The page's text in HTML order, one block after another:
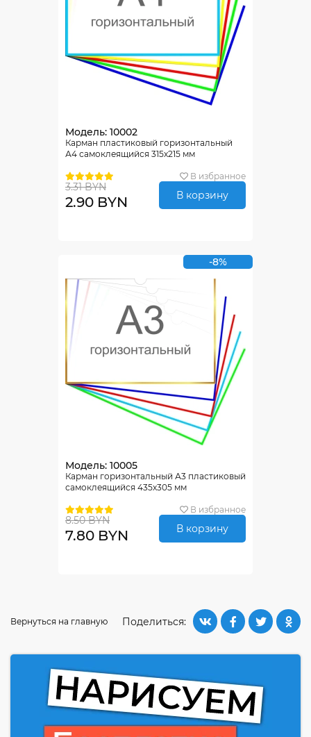
Модель: 10002
Карман пластиковый горизонтальный
А4 самоклеящийся 315х215 мм
В избранное
3.31 BYN
2.90 BYN В корзину
-8%
Модель: 10005
Карман горизонтальный А3 пластиковый
самоклеящийся 435х305 мм
В избранное
8.50 BYN
7.80 BYN В корзину
Поделиться:
Вернуться на главную